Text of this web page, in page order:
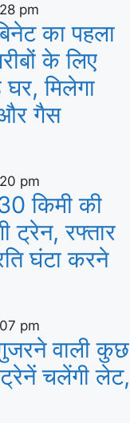
pm
का पहला
के ल‍िए
म‍िलेगा
और गैस
pm
किमी की
ट्रेन, रफ्तार
घंटा करने
pm
वाली कुछ
चलेंगी लेट,